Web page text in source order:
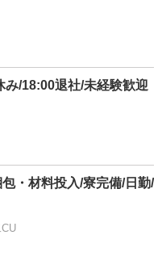
/18:00退社/未経験歓迎
・材料投入/寮完備/日勤/